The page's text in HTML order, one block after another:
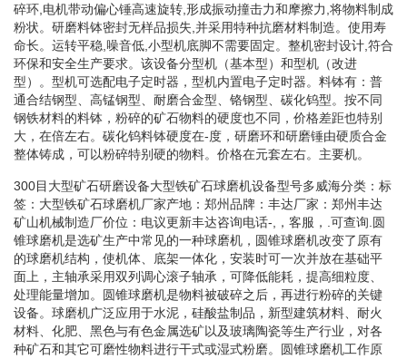
碎环,电机带动偏心锤高速旋转,形成振动撞击力和摩擦力,将物料制成
粉状。研磨料钵密封无样品损失,并采用特种抗磨材料制造。使用寿
命长。运转平稳,噪音低,小型机底脚不需要固定。整机密封设计,符合
环保和安全生产要求。该设备分型机（基本型）和型机（改进
型）。型机可选配电子定时器，型机内置电子定时器。料钵有：普
通合结钢型、高锰钢型、耐磨合金型、铬钢型、碳化钨型。按不同
钢铁材料的料钵，粉碎的矿石物料的硬度也不同，价格差距也特别
大，在倍左右。碳化钨料钵硬度在-度，研磨环和研磨锤由硬质合金
整体铸成，可以粉碎特别硬的物料。价格在元套左右。主要机。
300目大型矿石研磨设备大型铁矿石球磨机设备型号多威海分类：标
签：大型铁矿石球磨机厂家产地：郑州品牌：丰达厂家：郑州丰达
矿山机械制造厂价位：电议更新丰达咨询电话-,，客服，.可查询.圆
锥球磨机是选矿生产中常见的一种球磨机，圆锥球磨机改变了原有
的球磨机结构，使机体、底架一体化，安装时可一次并放在基础平
面上，主轴承采用双列调心滚子轴承，可降低能耗，提高细粒度、
处理能量增加。圆锥球磨机是物料被破碎之后，再进行粉碎的关键
设备。球磨机广泛应用于水泥，硅酸盐制品，新型建筑材料、耐火
材料、化肥、黑色与有色金属选矿以及玻璃陶瓷等生产行业，对各
种矿石和其它可磨性物料进行干式或湿式粉磨。圆锥球磨机工作原